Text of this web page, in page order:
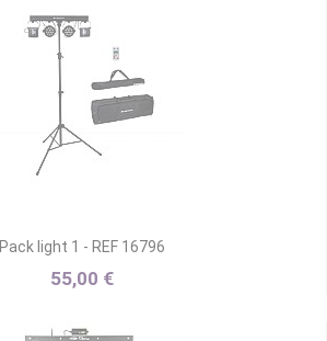
Pack light 1 - REF 16796
55,00 €